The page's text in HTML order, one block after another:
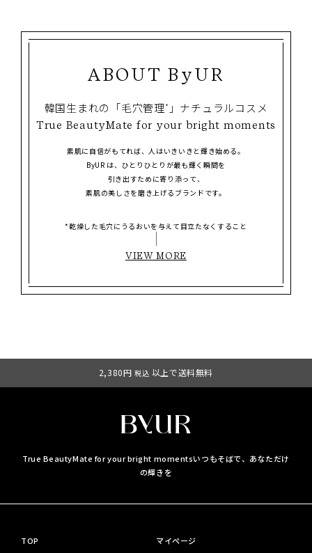
ABOUT ByUR
韓国生まれの「毛穴管理* 」ナチュラルコスメ
True BeautyMate for your bright moments
素肌に自信がもてれば、人はいきいきと輝き始める。
ByUR は、ひとりひとりが最も輝く瞬間を
引き出すために寄り添って、
素肌の美しさを磨き上げるブランドです。
*乾燥した毛穴にうるおいを与えて目立たなくすること
VIEW MORE
2,380円税込 以上で送料無料
True BeautyMate for your bright momentsいつもそばで、あなただけ
の輝きを
TOP マイページ